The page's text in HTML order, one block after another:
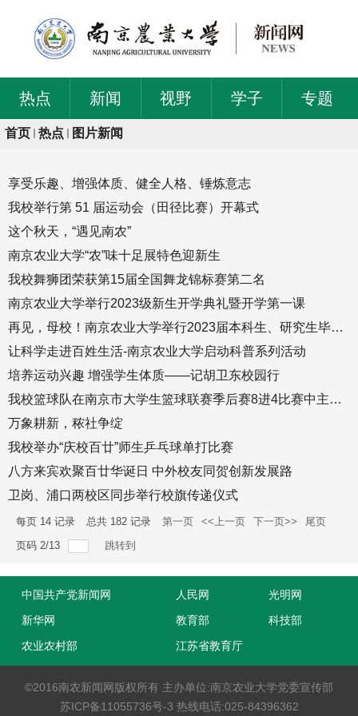
热点 新闻 视野 学子 专题
首页 热点 图片新闻
享受乐趣、增强体质、健全人格、锤炼意志
我校举行第 51 届运动会（田径比赛）开幕式
这个秋天，“遇见南农”
南京农业大学“农”味十足展特色迎新生
我校舞狮团荣获第15届全国舞龙锦标赛第二名
南京农业大学举行2023级新生开学典礼暨开学第一课
再见，母校！南京农业大学举行2023届本科生、研究生毕业典礼
让科学走进百姓生活-南京农业大学启动科普系列活动
培养运动兴趣 增强学生体质——记胡卫东校园行
我校篮球队在南京市大学生篮球联赛季后赛8进4比赛中主场获胜
万象耕新，秾社争绽
我校举办“庆校百廿”师生乒乓球单打比赛
八方来宾欢聚百廿华诞日 中外校友同贺创新发展路
卫岗、浦口两校区同步举行校旗传递仪式
每页 14 记录 总共 182 记录 第一页 <<上一页 下一页>>
尾页
页码 2/13 跳转到
中国共产党新闻网 人民网 光明网
新华网 教育部 科技部
农业农村部 江苏省教育厅
©2016南农新闻网版权所有 主办单位:南京农业大学党委宣传部
苏ICP备11055736号-3 热线电话:025-84396362